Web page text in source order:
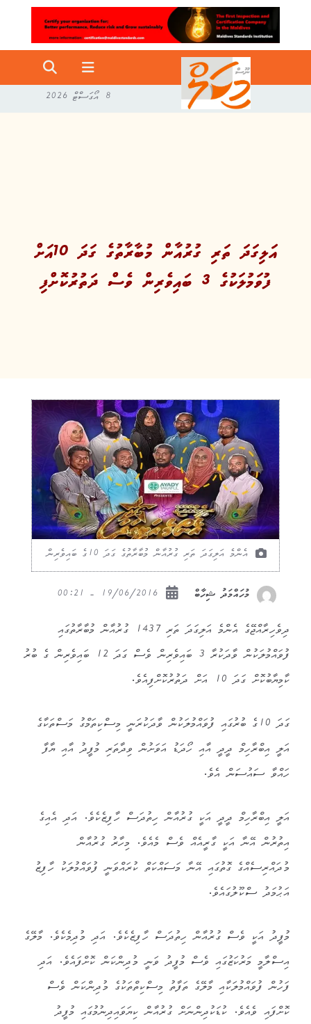
8 އޯގަސްޓް 2026
އަލިގަދަ ތަރި ގުރުއާން މުބާރާތުގެ ގަދަ 10އަށް
ފުވަމުލަކުގެ 3 ބައިވެރިން ވެސް ދަތުރުކޮށްފި
އެންމެ އަލިގަދަ ތަރި ގުރުއާން މުބާރާތުގެ ގަދަ 10ގެ ބައިވެރިން
މުހައްމަދު ޝިހާބް
ދިވެހިރާއްޖޭގެ އެންމެ އަލިގަދަ ތަރި 1437 ގުރުއާން މުބާރާތުގައި
ފުވައްމުލަކުން ވާދަކުރާ 3 ބައިވެރިން ވެސް ގަދަ 12 ބައިވެރިން ގެ ބުރު
ކާމިޔާބުކޮށް ގަދަ 10 އަށް ދަތުރުކޮށްފިއެވެ.
ގަދަ 10ގެ ބުރުގައި ފުވައްމުލަކުން ވާދަކުރަނީ މިސްކިތަމްގު މަސްތަކާގެ
އަލީ އިބްރާހިމް ދީދީ އާއި ހޯދަޑު އަވަށުން ވިދާތަރި މުފީދު އާއި ޔާފާ
ހައްވާ ސައުސަން އެވެ.
އަލީ އިބްރާހިމް ދީދީ އަކީ ގުރުއާން ހިތުދަސް ހާފިޒެކެވެ. އަދި އެއިގެ
އިތުރުން އޭނާ އަކީ ގާރީއެއް ވެސް މެއެވެ. މިހާރު ގުރުއާން
މުދައްރިސެއްގެ ގޮތުގައި އޭނާ މަސައްކަތް ކުރައްވަނީ ފުވައްމުލަކު ހާފިޒު
އަޙުމަދު ސްކޫލުގައެވެ.
މުފީދު އަކީ ވެސް ގުރުއާން ހިތުދަސް ހާފިޒެކެވެ. އަދި މުދިމެކެވެ. މާލޭގެ
އިސްލާމީ މަރުކަޒުގައި ވެސް މުފީދު ވަނީ މުދިންކަން ކޮށްފައެވެ. އަދި
ފަހުން ފުވައްމުލަކާއި މާލޭގެ ތަފާތު މިސްކިތްތަކުގެ މުދިންކަން ވެސް
ކޮށްފައި ވެއެވެ. ކުޑަކުދިންނަށް ގުރުއާން ކިޔަވައިދިނުމުގައި މުފީދު